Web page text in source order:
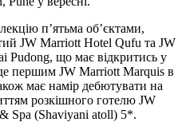
п’ятьма об’єктами,
JW Marriott Hotel Qufu та JW
Pudong, що має відкритись у
першим JW Marriott Marquis в
має намір дебютувати на
розкішного готелю JW
Spa (Shaviyani atoll) 5*.